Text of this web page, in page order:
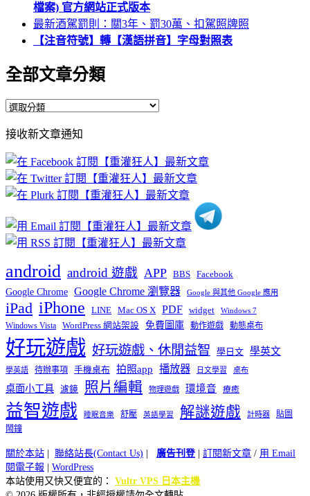
檔案) 官方網站正式版本
最新酒駕罰則：關3年、罰30萬、扣駕照牌照
【注音符號】轉【漢語拼音】字母對照表
全部文章分類
全
文
章
分
類
接收新文章通知
android android 遊戲 APP BBS Facebook
Google Chrome Google Chrome 瀏覽器 Google 與其他 Google 應用
iPad iPhone LINE Mac OS X PDF widget Windows 7
Windows Vista WordPress 網站架設 免費圖庫 動作遊戲 動態桌布
好玩遊戲 好玩遊戲、休閒益智 學日文 學英文
學英語 待辦事項 手機桌布 拍照app 播放器 日文學習 桌布
桌面小工具 濾鏡 照片編輯 物理遊戲 環境音 療癒
益智遊戲 睡眠音樂 舒壓 英語學習 解謎遊戲 計時器
貼圖
鬧鐘
關於本站 聯絡站長(Contact Us) 廣告刊登| 訂閱新文章 / 用 Email
閱電子報
WordPress
本站使用又快又便宜的： Vultr VPS 日本主機